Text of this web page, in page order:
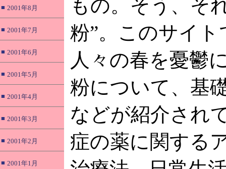
■ 2001年8月
■ 2001年7月
■ 2001年6月
■ 2001年5月
■ 2001年4月
■ 2001年3月
■ 2001年2月
■ 2001年1月
もの。そう、そ
粉”。このサイ
人々の春を憂鬱
粉について、基
などが紹介され
症の薬に関する